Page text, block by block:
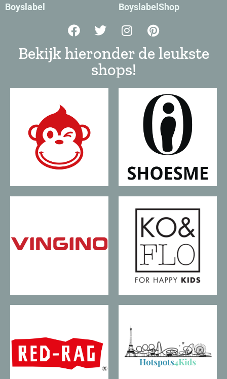
Boyslabel
BoyslabelShop
Bekijk hieronder de leukste
shops!